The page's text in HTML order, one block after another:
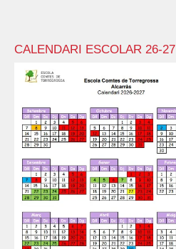
CALENDARI ESCOLAR 26-27